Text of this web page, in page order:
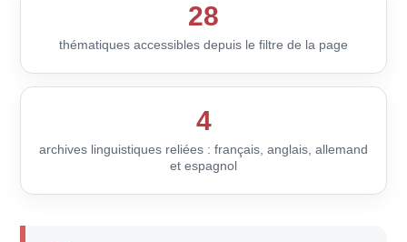
28
thématiques accessibles depuis le filtre de la page
4
archives linguistiques reliées : français, anglais, allemand
et espagnol